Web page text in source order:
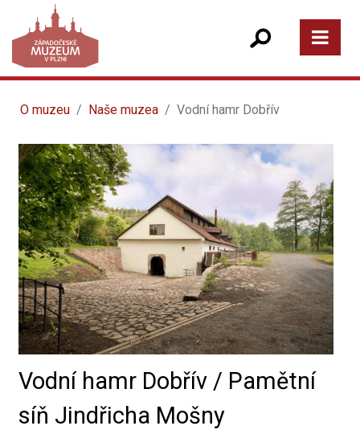
O muzeu Naše muzea Vodní hamr Dobřív
Vodní hamr Dobřív / Pamětní
síň Jindřicha Mošny